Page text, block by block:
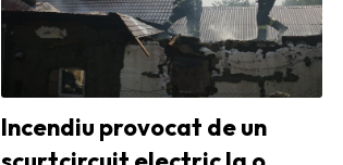
Incendiu provocat de un